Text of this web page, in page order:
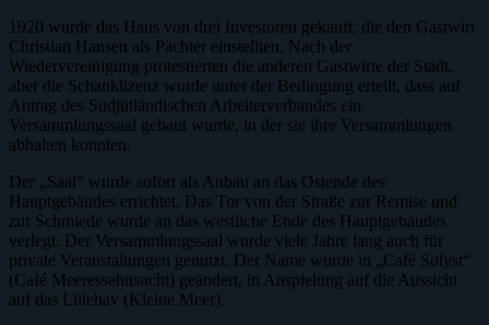
1920 wurde das Haus von drei Investoren gekauft, die den Gastwirt
Christian Hansen als Pächter einstellten. Nach der
Wiedervereinigung protestierten die anderen Gastwirte der Stadt,
aber die Schanklizenz wurde unter der Bedingung erteilt, dass auf
Antrag des Südjütländischen Arbeiterverbandes ein
Versammlungssaal gebaut wurde, in der sie ihre Versammlungen
abhalten konnten.
Der „Saal“ wurde sofort als Anbau an das Ostende des
Hauptgebäudes errichtet. Das Tor von der Straße zur Remise und
zur Schmiede wurde an das westliche Ende des Hauptgebäudes
verlegt. Der Versammlungssaal wurde viele Jahre lang auch für
private Veranstaltungen genutzt. Der Name wurde in „Café Sølyst“
(Café Meeressehnsucht) geändert, in Anspielung auf die Aussicht
auf das Lillehav (Kleine Meer).